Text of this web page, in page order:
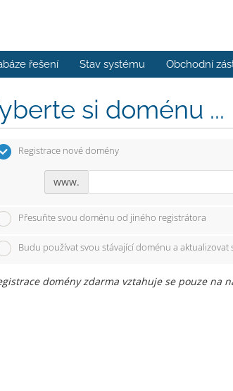
řešení Stav systému Obchodní
si doménu ...
Registrace nové domény
www.
Přesuňte svou doménu od jiného registrátora
Budu používat svou stávající doménu a aktualizovat
domény zdarma vztahuje se pouze na